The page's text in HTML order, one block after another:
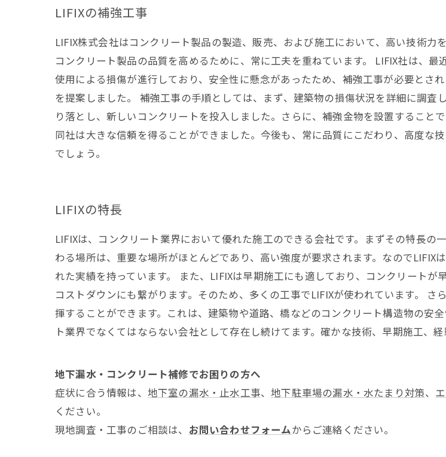
LIFIXの補強工事
LIFIX株式会社はコンクリート製品の製造、販売、および施工において、高い技術力
コンクリート製品の品質を高めるために、常に工夫を重ねています。 LIFIX社は、
使用による損傷が進行しており、安全性に懸念があったため、補強工事が必要とさ
を提案しました。 補強工事の手順としては、まず、建築物の損傷状況を詳細に調
り落とし、新しいコンクリートを投入しました。さらに、補強金物を設置すること
同社は大きな信頼を得ることができました。今後も、常に品質にこだわり、高度な
でしょう。
LIFIXの特長
LIFIXは、コンクリート業界において優れた施工のできる会社です。まずその特長の
わる場所は、重要な場所がほとんどであり、高い強度が要求されます。なので
れた実績を持っています。 また、LIFIXは早期施工にも適しており、コンクリートが
コストダウンにも繋がります。そのため、多くの工事でLIFIXが使われています。
揮することができます。これは、建築物や道路、橋などのコンクリート構造物の安
ト業界でなくてはならない会社として存在し続けてます。確かな技術、早期施工、
地下漏水・コンクリート補修でお困りの方へ
症状に合う情報は、 地下室の漏水・止水工事、地下駐車場の漏水・水たまり対策、
ください。
現地調査・工事のご相談は、 お問い合わせフォームからご連絡ください。